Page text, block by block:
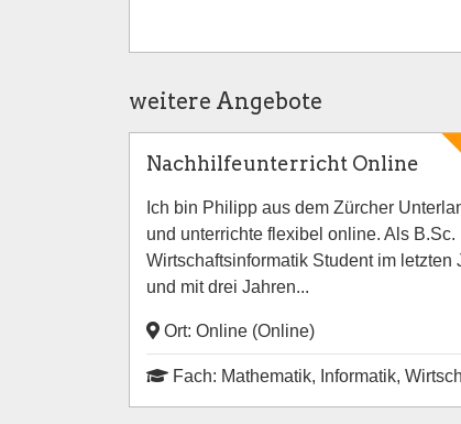
weitere Angebote
Nachhilfeunterricht Online
Ich bin Philipp aus dem Zürcher
und unterrichte flexibel online. Als B.Sc.
Wirtschaftsinformatik Student im letzten
und mit drei Jahren...
Ort: Online (Online)
Fach: Mathematik, Informatik,